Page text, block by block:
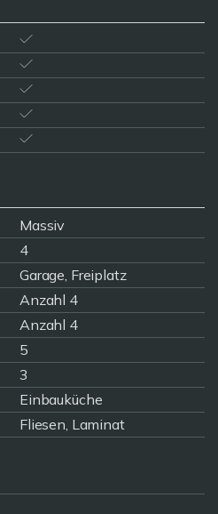
Massiv
4
Garage, Freiplatz
Anzahl 4
Anzahl 4
5
3
Einbauküche
Fliesen, Laminat